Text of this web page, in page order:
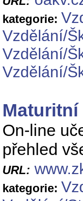
kategorie:
Vzdělání/
Vzdělání/
Vzdělání/
Maturitní
On-line
přehled
URL:
kategorie: